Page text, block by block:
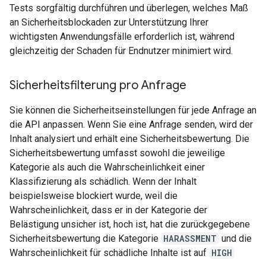
Tests sorgfältig durchführen und überlegen, welches Maß
an Sicherheitsblockaden zur Unterstützung Ihrer
wichtigsten Anwendungsfälle erforderlich ist, während
gleichzeitig der Schaden für Endnutzer minimiert wird.
Sicherheitsfilterung pro Anfrage
Sie können die Sicherheitseinstellungen für jede Anfrage an
die API anpassen. Wenn Sie eine Anfrage senden, wird der
Inhalt analysiert und erhält eine Sicherheitsbewertung. Die
Sicherheitsbewertung umfasst sowohl die jeweilige
Kategorie als auch die Wahrscheinlichkeit einer
Klassifizierung als schädlich. Wenn der Inhalt
beispielsweise blockiert wurde, weil die
Wahrscheinlichkeit, dass er in der Kategorie der
Belästigung unsicher ist, hoch ist, hat die zurückgegebene
Sicherheitsbewertung die Kategorie HARASSMENT und die
Wahrscheinlichkeit für schädliche Inhalte ist auf HIGH